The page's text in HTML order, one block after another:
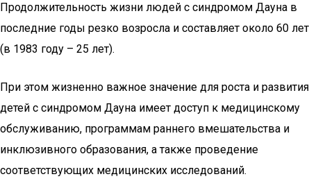
Продолжительность жизни людей с синдромом Дауна в
последние годы резко возросла и составляет около 60 лет
(в 1983 году – 25 лет).
При этом жизненно важное значение для роста и развития
детей с синдромом Дауна имеет доступ к медицинскому
обслуживанию, программам раннего вмешательства и
инклюзивного образования, а также проведение
соответствующих медицинских исследований.